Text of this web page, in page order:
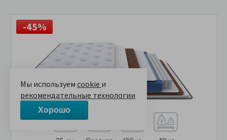
-45%
Мы используем cookie и
рекомендательные технологии
Хорошо